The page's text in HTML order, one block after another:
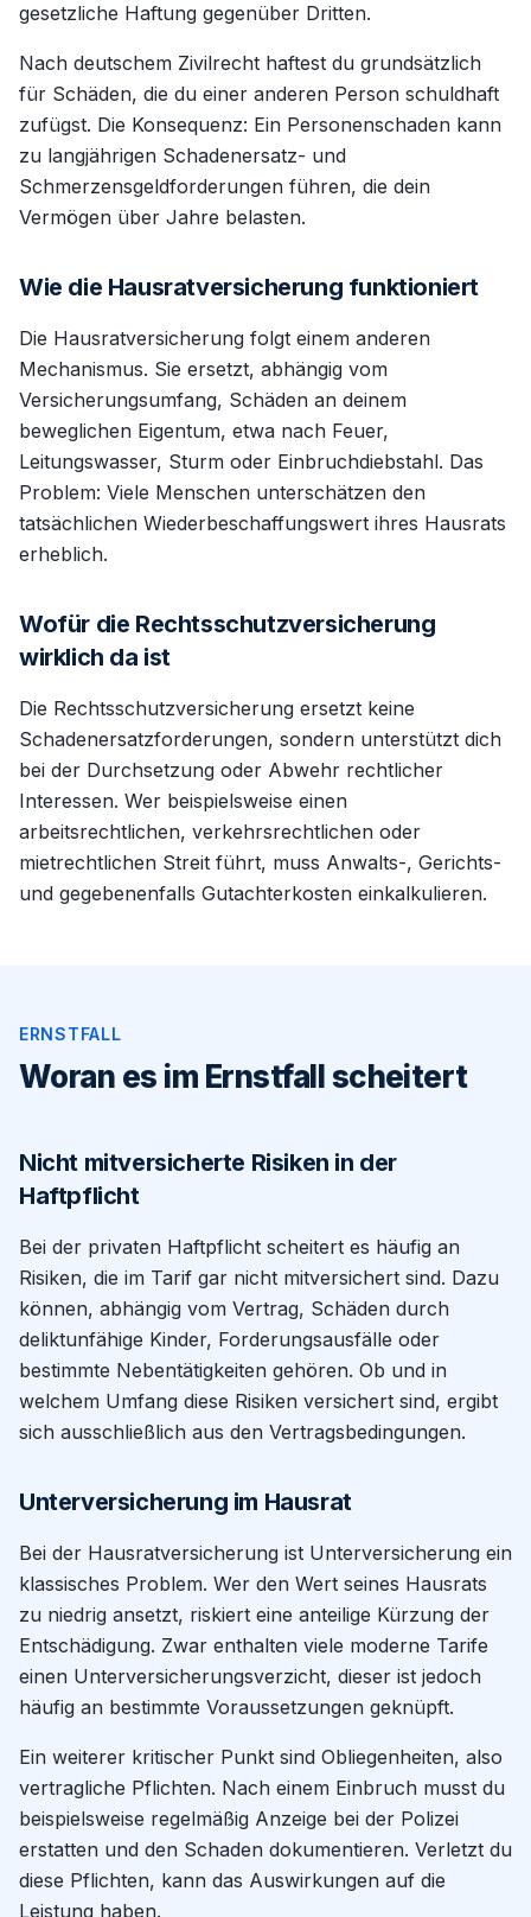
gesetzliche Haftung gegenüber Dritten.
Nach deutschem Zivilrecht haftest du grundsätzlich
für Schäden, die du einer anderen Person schuldhaft
zufügst. Die Konsequenz: Ein Personenschaden kann
zu langjährigen Schadenersatz- und
Schmerzensgeldforderungen führen, die dein
Vermögen über Jahre belasten.
Wie die Hausratversicherung funktioniert
Die Hausratversicherung folgt einem anderen
Mechanismus. Sie ersetzt, abhängig vom
Versicherungsumfang, Schäden an deinem
beweglichen Eigentum, etwa nach Feuer,
Leitungswasser, Sturm oder Einbruchdiebstahl. Das
Problem: Viele Menschen unterschätzen den
tatsächlichen Wiederbeschaffungswert ihres Hausrats
erheblich.
Wofür die Rechtsschutzversicherung
wirklich da ist
Die Rechtsschutzversicherung ersetzt keine
Schadenersatzforderungen, sondern unterstützt dich
bei der Durchsetzung oder Abwehr rechtlicher
Interessen. Wer beispielsweise einen
arbeitsrechtlichen, verkehrsrechtlichen oder
mietrechtlichen Streit führt, muss Anwalts-, Gerichts-
und gegebenenfalls Gutachterkosten einkalkulieren.
ERNSTFALL
Woran es im Ernstfall scheitert
Nicht mitversicherte Risiken in der
Haftpflicht
Bei der privaten Haftpflicht scheitert es häufig an
Risiken, die im Tarif gar nicht mitversichert sind. Dazu
können, abhängig vom Vertrag, Schäden durch
deliktunfähige Kinder, Forderungsausfälle oder
bestimmte Nebentätigkeiten gehören. Ob und in
welchem Umfang diese Risiken versichert sind, ergibt
sich ausschließlich aus den Vertragsbedingungen.
Unterversicherung im Hausrat
Bei der Hausratversicherung ist Unterversicherung ein
klassisches Problem. Wer den Wert seines Hausrats
zu niedrig ansetzt, riskiert eine anteilige Kürzung der
Entschädigung. Zwar enthalten viele moderne Tarife
einen Unterversicherungsverzicht, dieser ist jedoch
häufig an bestimmte Voraussetzungen geknüpft.
Ein weiterer kritischer Punkt sind Obliegenheiten, also
vertragliche Pflichten. Nach einem Einbruch musst du
beispielsweise regelmäßig Anzeige bei der Polizei
erstatten und den Schaden dokumentieren. Verletzt du
diese Pflichten, kann das Auswirkungen auf die
Leistung haben.